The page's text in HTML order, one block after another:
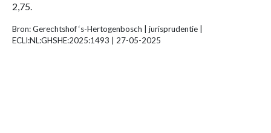
2,75.
Bron: Gerechtshof ‘s-Hertogenbosch | jurisprudentie |
ECLI:NL:GHSHE:2025:1493 | 27-05-2025